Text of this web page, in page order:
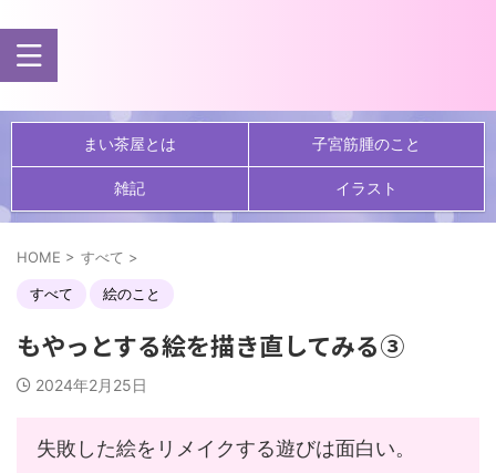
まい茶屋とは 子宮筋腫のこと
雑記 イラスト
HOME > すべて >
すべて 絵のこと
もやっとする絵を描き直してみる③
2024年2月25日
失敗した絵をリメイクする遊びは面白い。